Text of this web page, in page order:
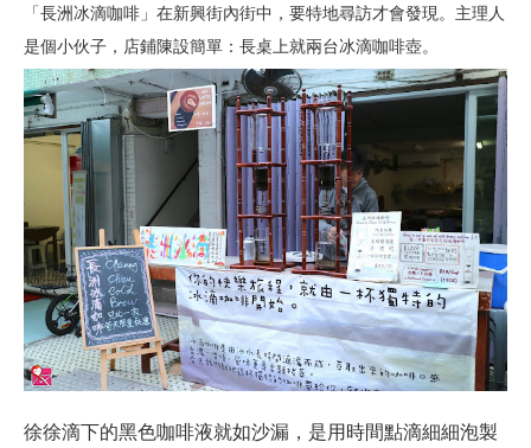
「長洲冰滴咖啡」在新興街內街中，要特地尋訪才會發現。主理人
是個小伙子，店鋪陳設簡單：長桌上就兩台冰滴咖啡壺。
徐徐滴下的黑色咖啡液就如沙漏，是用時間點滴細細泡製